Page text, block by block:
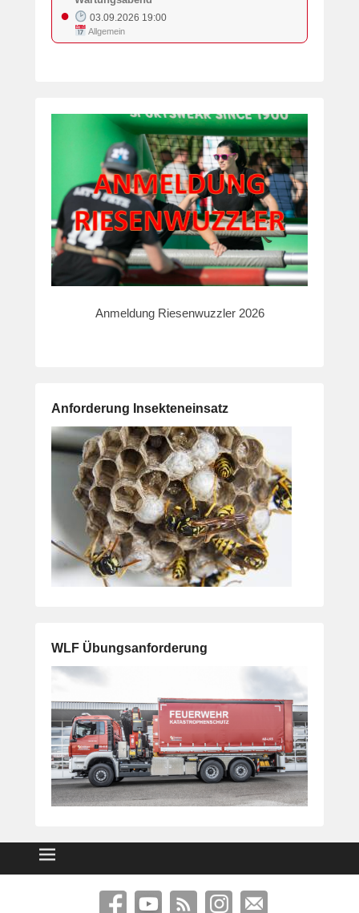
● 03.09.2026 19:00
Allgemein
Anmeldung Riesenwuzzler 2026
Anforderung Insekteneinsatz
WLF Übungsanforderung